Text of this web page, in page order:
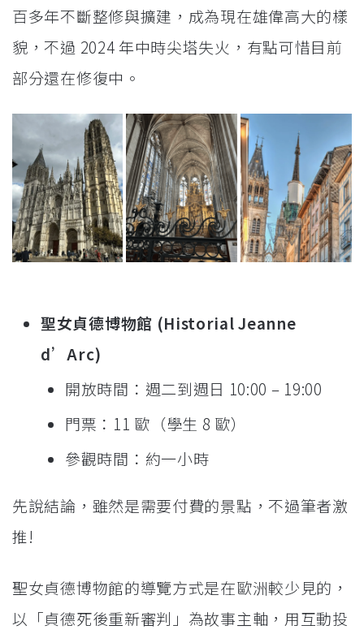
百多年不斷整修與擴建，成為現在雄偉高大的樣
貌，不過 2024 年中時尖塔失火，有點可惜目前
部分還在修復中。
聖女貞德博物館 (Historial Jeanne
d’Arc)
開放時間：週二到週日 10:00 – 19:00
門票：11 歐（學生 8 歐）
參觀時間：約一小時
先說結論，雖然是需要付費的景點，不過筆者激
推!
聖女貞德博物館的導覽方式是在歐洲較少見的，
以「貞德死後重新審判」為故事主軸，用互動投